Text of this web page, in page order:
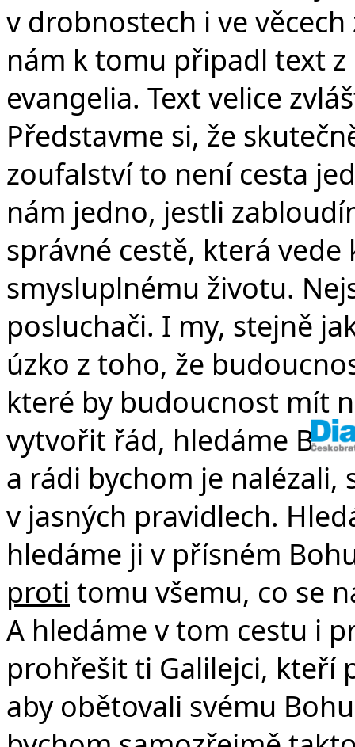
v drobnostech i ve
nám k tomu připadl text
evangelia. Text velice
Představme si, že
zoufalství to není cesta
nám jedno, jestli
správné cestě, která
smysluplnému životu.
posluchači. I my, stejně
úzko z toho, že
které by budoucnost mít
vytvořit řád, hledáme
a rádi bychom je nalézali,
v jasných pravidlech.
hledáme ji v přísném
proti tomu všemu, co se
A hledáme v tom cestu i
prohřešit ti Galilejci, kteří
aby obětovali svému